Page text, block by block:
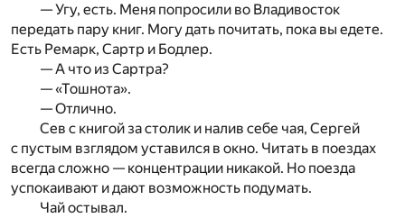
— Угу, есть. Меня попросили во Владивосток
передать пару книг. Могу дать почитать, пока вы едете.
Есть Ремарк, Сартр и Бодлер.
— А что из Сартра?
— «Тошнота».
— Отлично.
Сев с книгой за столик и налив себе чая, Сергей
с пустым взглядом уставился в окно. Читать в поездах
всегда сложно — концентрации никакой. Но поезда
успокаивают и дают возможность подумать.
Чай остывал.